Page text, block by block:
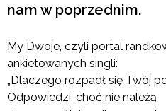
nam w poprzednim.
My Dwoje, czyli portal
ankietowanych singli:
„Dlaczego rozpadł się Twój
Odpowiedzi, choć nie należą